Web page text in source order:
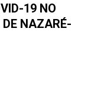
19 NO
DE NAZARÉ-